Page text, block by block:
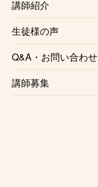
講師紹介
生徒様の声
Q&A・お問い合わせ
講師募集
京成西船ドラム教室
本八幡ドラム教室
京成八幡ドラム教室
行徳ドラム教室
浦安ドラム教室
葛西ドラム教室
旭ドラム教室